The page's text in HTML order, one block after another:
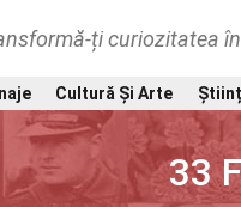
ți curiozitatea
Cultură Și Arte
33